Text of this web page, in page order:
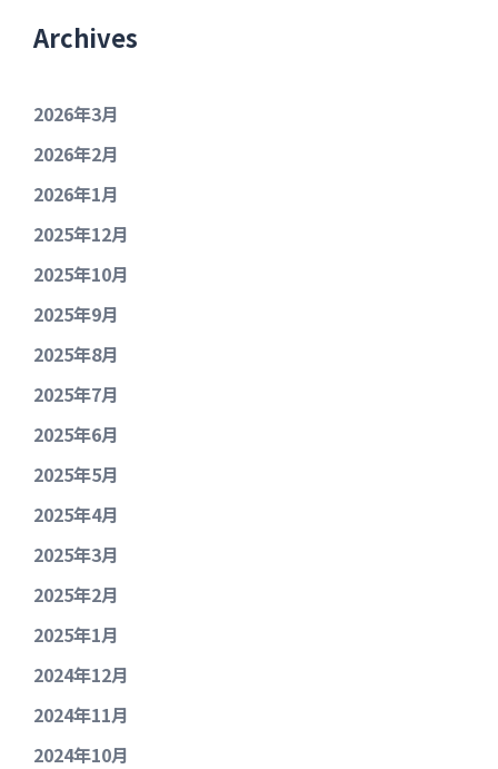
Archives
2026年3月
2026年2月
2026年1月
2025年12月
2025年10月
2025年9月
2025年8月
2025年7月
2025年6月
2025年5月
2025年4月
2025年3月
2025年2月
2025年1月
2024年12月
2024年11月
2024年10月